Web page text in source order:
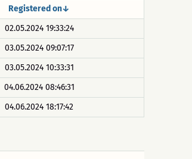
Registered on↓
02.05.2024 19:33:24
03.05.2024 09:07:17
03.05.2024 10:33:31
04.06.2024 08:46:31
04.06.2024 18:17:42